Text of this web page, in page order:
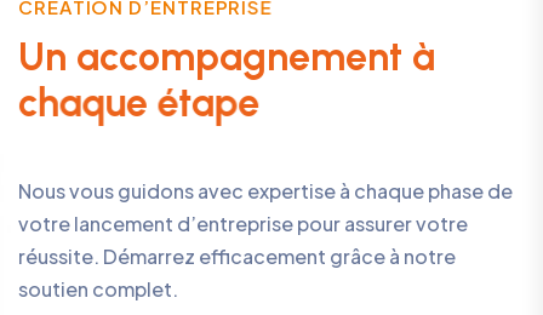
CRÉATION D’ENTREPRISE
Un accompagnement à
chaque étape
Nous vous guidons avec expertise à chaque phase de
votre lancement d’entreprise pour assurer votre
réussite. Démarrez efficacement grâce à notre
soutien complet.